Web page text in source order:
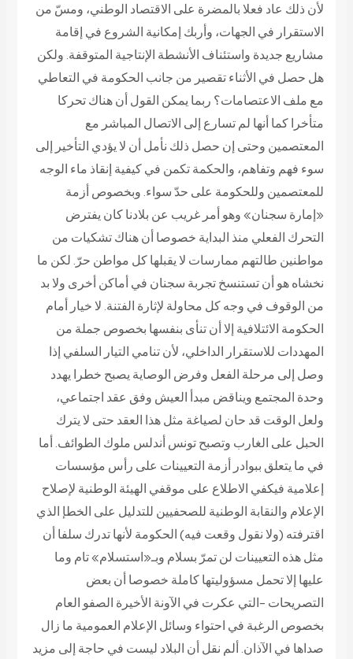
لأن ذلك عاد فعلا بالمضرة على الاقتصاد الوطني، ومسّ من
الاستقرار في الجهات، وأربك إمكانية الشروع في إقامة
مشاريع جديدة واستئناف الأنشطة الإنتاجية المتوقفة. ولكن
هل حصل في الأثناء تقصير من جانب الحكومة في التعاطي
مع ملف الاعتصامات؟ ربما يمكن القول أن هناك تحركا
متأخرا كما أنها لم تسارع إلى الاتصال المباشر مع
المعتصمين وحتى إن حصل ذلك نأمل أن لا يؤدي التأخير إلى
سوء فهم وتفاهم، والحكمة تكمن في كيفية إنقاذ ماء الوجه
للمعتصمين وللحكومة على حدّ سواء. وبخصوص أزمة
«إمارة سجنان» وهو أمر غريب عن بلادنا كان يفترض
التحرك الفعلي منذ البداية خصوصا أن هناك تشكيات من
مواطنين طالتهم ممارسات لا يقبلها كل مواطن حرّ. لكن ما
نخشاه هو أن تستنسخ تجربة سجنان في أماكن أخرى ولا بد
من الوقوف في وجه كل محاولة لإثارة الفتنة. لا خيار أمام
الحكومة الائتلافية إلا أن تنأى بنفسها بخصوص جملة من
المهددات للاستقرار الداخلي، لأن تنامي التيار السلفي إذا
وصل إلى مرحلة الفعل وفرض الوصاية يصبح خطرا يهدد
وحدة المجتمع ويناقض مبدأ العيش وفق عقد اجتماعي،
ولعل الوقت قد حان لصياغة مثل هذا العقد حتى لا يترك
الحبل على الغارب وتصبح تونس أندلس ملوك الطوائف. أما
في ما يتعلق ببوادر أزمة التعيينات على رأس مؤسسات
إعلامية فيكفي الاطلاع على موقفي الهيئة الوطنية لإصلاح
الإعلام والنقابة الوطنية للصحفيين للتدليل على الخطإ الذي
اقترفته (ولا نقول وقعت فيه) الحكومة لأنها تدرك سلفا أن
مثل هذه التعيينات لن تمرّ بسلام وبـ«استسلام» تام وما
عليها إلا تحمل مسؤوليتها كاملة خصوصا أن بعض
التصريحات -التي عكرت في الآونة الأخيرة الصفو العام
بخصوص الرغبة في احتواء وسائل الإعلام العمومية ما زال
صداها في الآذان. ألم نقل أن البلاد ليست في حاجة إلى مزيد